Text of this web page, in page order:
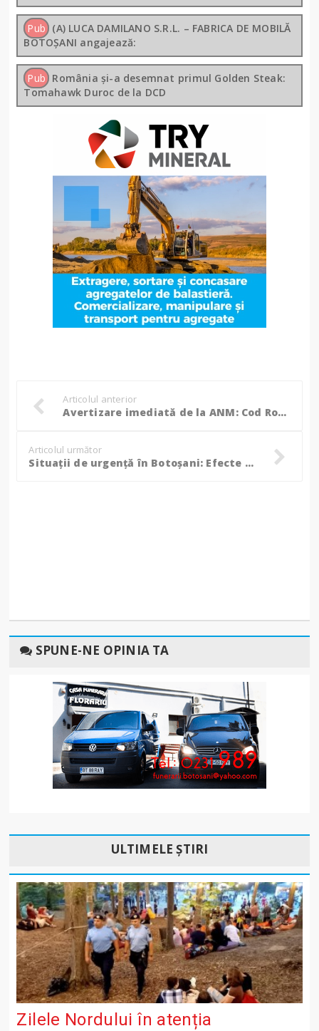
Pub (A) LUCA DAMILANO S.R.L. – FABRICA DE MOBILĂ
BOTOȘANI angajează:
Pub România și-a desemnat primul Golden Steak:
Tomahawk Duroc de la DCD
Articolul anterior
Avertizare imediată de la ANM: Cod Roșu de vijelii și ploi cu grindină în Botoșani. Vezi localitățile vizate!
Articolul următor
Situații de urgență în Botoșani: Efecte produse de vremea nefavorabilă, în ultimele 24 de ore! (Foto)
SPUNE-NE OPINIA TA
ULTIMELE ȘTIRI
Zilele Nordului în atenția